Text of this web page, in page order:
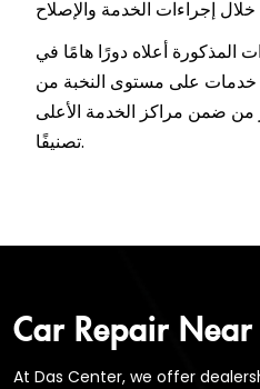
المذكورة أعلاه دورًا هامًا في
على مستوى النخبة من
ضمن مراكز الخدمة الأعلى
تصنيفًا.
Car Repair Near
At Das Center, we offer